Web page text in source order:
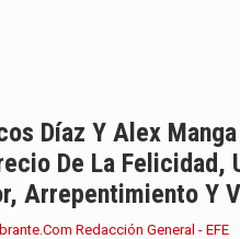
dejó claro que la…
viernes 7 de agosto…
la ceremonia de…
cumplieron los honores…
Díaz Y Alex
De La Felicidad,
Arrepentimiento Y
Redacción General - EFE